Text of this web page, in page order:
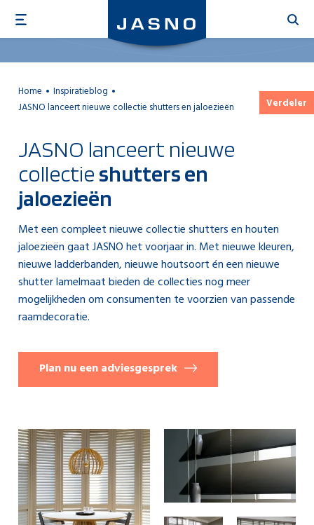
naar
de
gaan
Verdeler
Home
Inspiratieblog
JASNO lanceert nieuwe collectie shutters en jaloezieën
JASNO lanceert nieuwe
collectie shutters en
jaloezieën
Met een compleet nieuwe collectie shutters en houten
jaloezieën gaat JASNO het voorjaar in. Met nieuwe kleuren,
nieuwe ladderbanden, nieuwe houtsoort én een nieuwe
shutter lamelmaat bieden de collecties nog meer
mogelijkheden om consumenten te voorzien van passende
raamdecoratie.
Plan nu een adviesgesprek